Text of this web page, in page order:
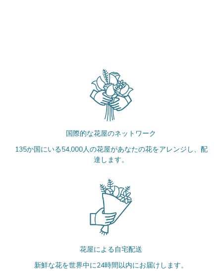
国際的な花屋のネットワーク
135か国にいる54,000人の花屋があなたの花をアレンジし、配
達します。
花屋による自宅配送
新鮮な花を世界中に24時間以内にお届けします。